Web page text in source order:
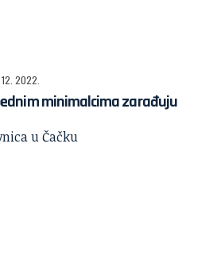
2022.
minimalcima zarađuju